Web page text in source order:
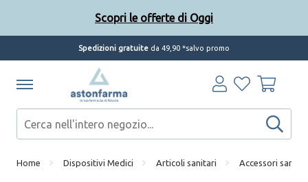
Spedizioni gratuite da 49,90 *salvo promo
Home Dispositivi Medici Articoli sanitari Accessori
Scopri le offerte di Oggi